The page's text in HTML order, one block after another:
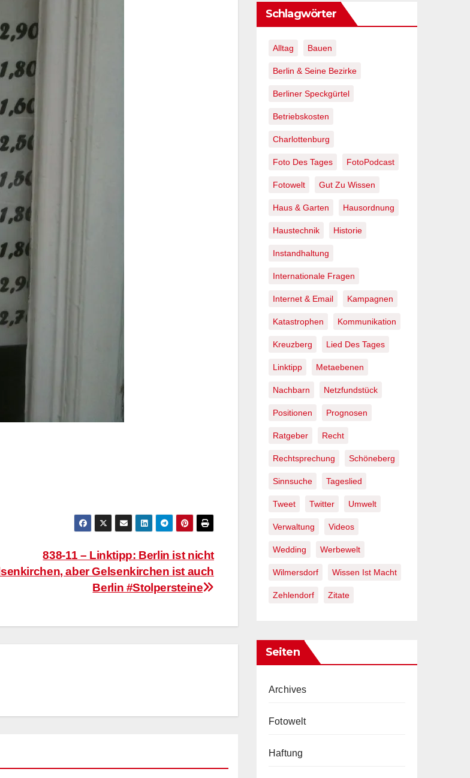
838-11 – Linktipp: Berlin ist nicht
aber Gelsenkirchen ist auch
Berlin #Stolpersteine
Schlagwörter
Alltag Bauen
Berlin & Seine Bezirke
Berliner Speckgürtel
Betriebskosten
Charlottenburg
Foto Des Tages FotoPodcast
Fotowelt Gut Zu Wissen
Haus & Garten Hausordnung
Haustechnik Historie
Instandhaltung
Internationale Fragen
Internet & Email Kampagnen
Katastrophen Kommunikation
Kreuzberg Lied Des Tages
Linktipp Metaebenen
Nachbarn Netzfundstück
Positionen Prognosen
Ratgeber Recht
Rechtsprechung Schöneberg
Sinnsuche Tageslied
Tweet Twitter Umwelt
Verwaltung Videos
Wedding Werbewelt
Wilmersdorf Wissen Ist Macht
Zehlendorf Zitate
Seiten
Archives
Fotowelt
Haftung